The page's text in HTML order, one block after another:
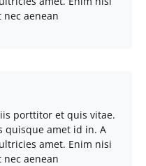
aenean
porttitor et quis vitae.
quisque amet id in. A
amet. Enim nisi
aenean